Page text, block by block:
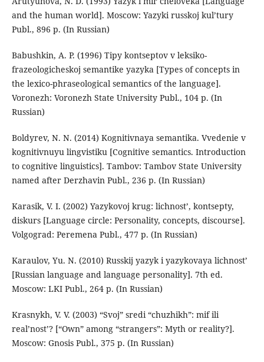
and the human world]. Moscow: Yazyki russkoj kul’tury
Publ., 896 p. (In Russian)
Babushkin, A. P. (1996) Tipy kontseptov v leksiko-
frazeologicheskoj semantike yazyka [Types of concepts in
the lexico-phraseological semantics of the language].
Voronezh: Voronezh State University Publ., 104 p. (In
Russian)
Boldyrev, N. N. (2014) Kognitivnaya semantika. Vvedenie v
kognitivnuyu lingvistiku [Cognitive semantics. Introduction
to cognitive linguistics]. Tambov: Tambov State University
named after Derzhavin Publ., 236 p. (In Russian)
Karasik, V. I. (2002) Yazykovoj krug: lichnost’, kontsepty,
diskurs [Language circle: Personality, concepts, discourse].
Volgograd: Peremena Publ., 477 p. (In Russian)
Karaulov, Yu. N. (2010) Russkij yazyk i yazykovaya lichnost’
[Russian language and language personality]. 7th ed.
Moscow: LKI Publ., 264 p. (In Russian)
Krasnykh, V. V. (2003) “Svoj” sredi “chuzhikh”: mif ili
real’nost’? [“Own” among “strangers”: Myth or reality?].
Moscow: Gnosis Publ., 375 p. (In Russian)